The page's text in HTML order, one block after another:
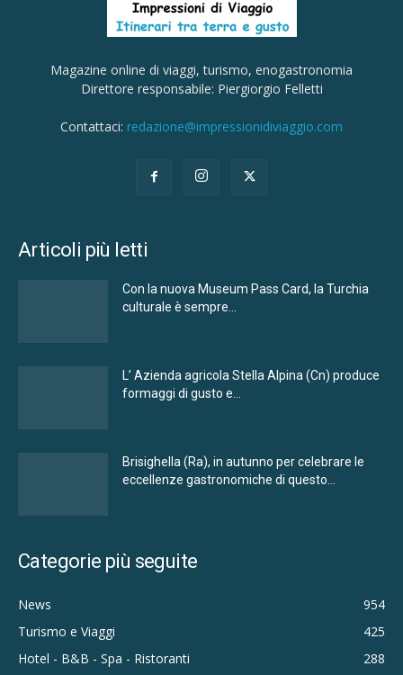
Magazine online di viaggi, turismo, enogastronomia
Direttore responsabile: Piergiorgio Felletti
Contattaci: redazione@impressionidiviaggio.com
Articoli più letti
Con la nuova Museum Pass Card, la Turchia
culturale è sempre...
L’ Azienda agricola Stella Alpina (Cn) produce
formaggi di gusto e...
Brisighella (Ra), in autunno per celebrare le
eccellenze gastronomiche di questo...
Categorie più seguite
News
954
Turismo e Viaggi
425
Hotel - B&B - Spa - Ristoranti
288